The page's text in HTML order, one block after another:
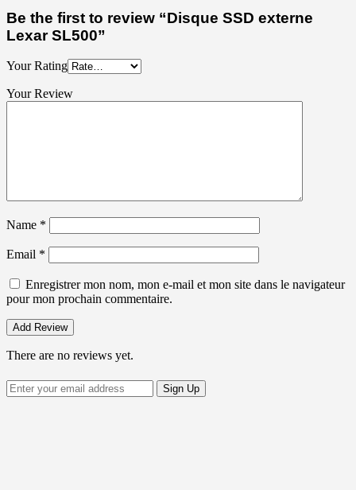
Be the first to review “Disque SSD externe
Lexar SL500”
Your Rating
Your Review
Name *
Email *
Enregistrer mon nom, mon e-mail et mon site dans le navigateur
pour mon prochain commentaire.
There are no reviews yet.
Sign Up